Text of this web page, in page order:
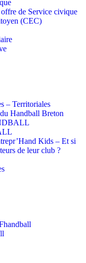
de Service civique
(CEC)
– Territoriales
Handball Breton
Kids – Et si
de leur club ?